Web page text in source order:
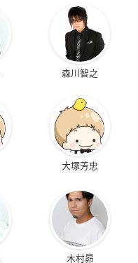
森川智之
大塚芳忠
木村昴